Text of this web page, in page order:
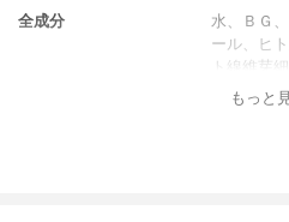
全成分
水、ＢＧ
ール、ヒ
ト線維芽
細胞エキ
ン、ハベ
もっと